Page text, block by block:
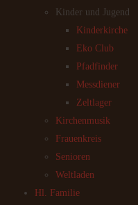
Kinder und Jugend
Kinderkirche
Eko Club
Pfadfinder
Messdiener
Zeltlager
Kirchenmusik
Frauenkreis
Senioren
Weltladen
Hl. Familie